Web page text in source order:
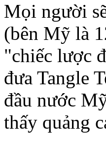
Mọi người
(bên Mỹ là
"chiếc lược
đưa Tangle
đầu nước
thấy quảng